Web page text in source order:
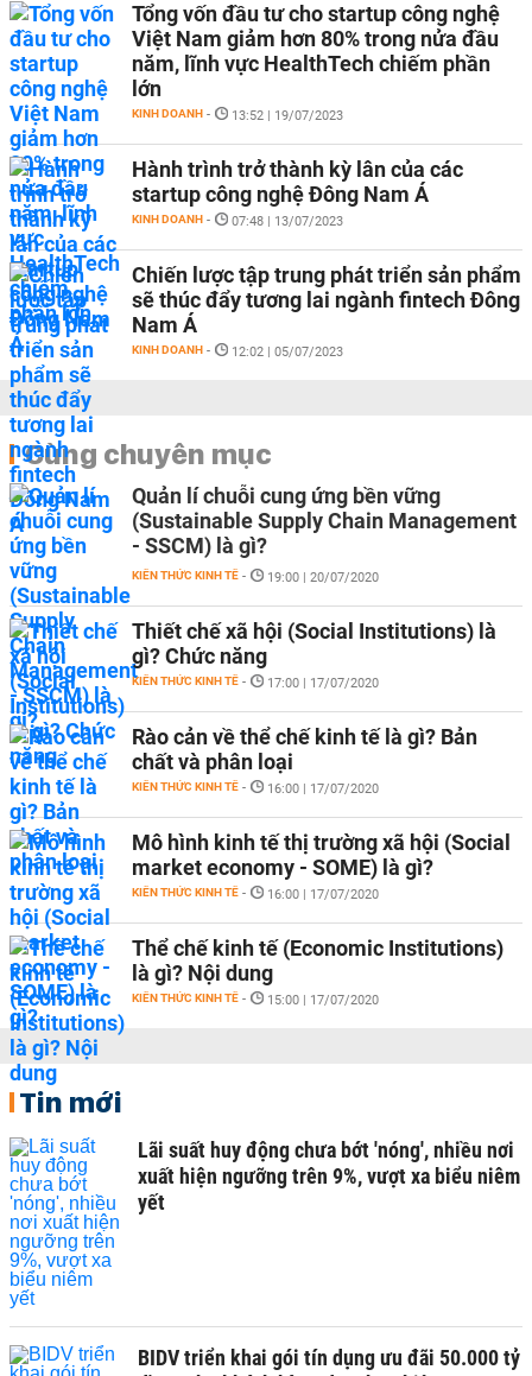
Tổng vốn đầu tư cho startup công nghệ
Việt Nam giảm hơn 80% trong nửa đầu
năm, lĩnh vực HealthTech chiếm phần
lớn
KINH DOANH - 13:52 | 19/07/2023
Hành trình trở thành kỳ lân của các
startup công nghệ Đông Nam Á
KINH DOANH - 07:48 | 13/07/2023
Chiến lược tập trung phát triển sản phẩm
sẽ thúc đẩy tương lai ngành fintech Đông
Nam Á
KINH DOANH - 12:02 | 05/07/2023
Cùng chuyên mục
Quản lí chuỗi cung ứng bền vững
(Sustainable Supply Chain Management
- SSCM) là gì?
KIẾN THỨC KINH TẾ - 19:00 | 20/07/2020
Thiết chế xã hội (Social Institutions) là
gì? Chức năng
KIẾN THỨC KINH TẾ - 17:00 | 17/07/2020
Rào cản về thể chế kinh tế là gì? Bản
chất và phân loại
KIẾN THỨC KINH TẾ - 16:00 | 17/07/2020
Mô hình kinh tế thị trường xã hội (Social
market economy - SOME) là gì?
KIẾN THỨC KINH TẾ - 16:00 | 17/07/2020
Thể chế kinh tế (Economic Institutions)
là gì? Nội dung
KIẾN THỨC KINH TẾ - 15:00 | 17/07/2020
Tin mới
Lãi suất huy động chưa bớt 'nóng', nhiều nơi
xuất hiện ngưỡng trên 9%, vượt xa biểu niêm
yết
BIDV triển khai gói tín dụng ưu đãi 50.000 tỷ